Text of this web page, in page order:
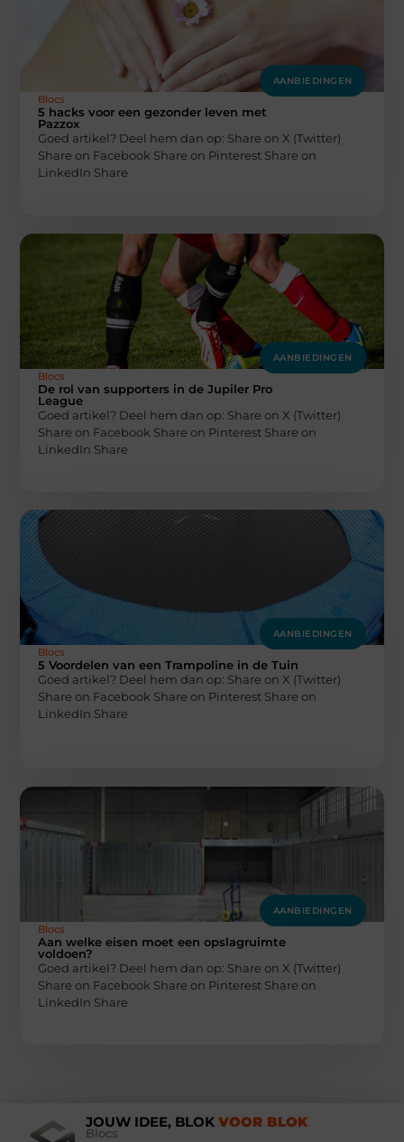
AANBIEDINGEN
Blocs
5 hacks voor een gezonder leven met
Pazzox
Goed artikel? Deel hem dan op: Share on X (Twitter)
Share on Facebook Share on Pinterest Share on
LinkedIn Share
AANBIEDINGEN
Blocs
De rol van supporters in de Jupiler Pro
League
Goed artikel? Deel hem dan op: Share on X (Twitter)
Share on Facebook Share on Pinterest Share on
LinkedIn Share
AANBIEDINGEN
Blocs
5 Voordelen van een Trampoline in de Tuin
Goed artikel? Deel hem dan op: Share on X (Twitter)
Share on Facebook Share on Pinterest Share on
LinkedIn Share
AANBIEDINGEN
Blocs
Aan welke eisen moet een opslagruimte
voldoen?
Goed artikel? Deel hem dan op: Share on X (Twitter)
Share on Facebook Share on Pinterest Share on
LinkedIn Share
JOUW IDEE, BLOK VOOR BLOK
Blocs